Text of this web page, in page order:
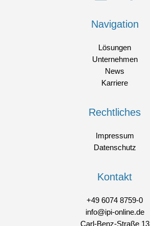
Navigation
Lösungen
Unternehmen
News
Karriere
Rechtliches
Impressum
Datenschutz
Kontakt
+49 6074 8759-0
info@ipi-online.de
Carl-Benz-Straße 13